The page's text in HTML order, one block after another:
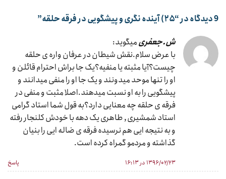
9 دیدگاه در “ ۲۵) آینده نگری و پیشگویی در فرقه حلقه
”
ش.جعفریمیگوید:
با عرض سلام.نقش شیطان در عرفان واره ی حلقه
چیست؟آیا مثبته یا منفیه؟یک جا براش احترام قائلن و
او را تنها موحد میدونند و یک جا او را منفی میدانند و
پیشگویی را به او نسبت میدهند.اصلا مثبت و منفی در
فرقه ی حلقه چه معنایی دارد؟به قول شما استاد گرامی
استاد شمشیری , طاهری یک دهه با خودش کلنجار رفته
و به نتیجه ایی هم نرسیده فرقه ی ضاله ایی را بنیان
گذاشته و مردمو گمراه کرده است.
۱۳۹۶/۰۲/۲۳ در ۱۶:۱۳ پاسخ